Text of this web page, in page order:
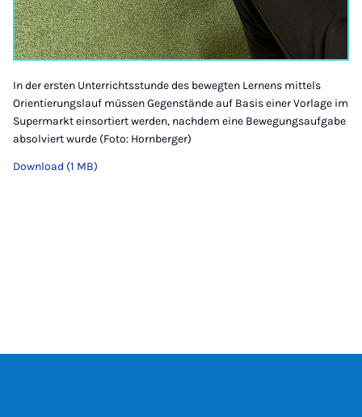
In der ersten Unterrichtsstunde des bewegten Lernens mittels
Orientierungslauf müssen Gegenstände auf Basis einer Vorlage im
Supermarkt einsortiert werden, nachdem eine Bewegungsaufgabe
absolviert wurde (Foto: Hornberger)
Download (1 MB)